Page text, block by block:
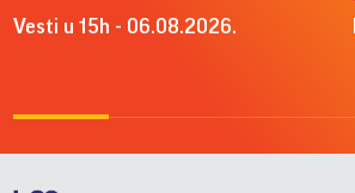
Vesti u 15h - 06.08.2026.